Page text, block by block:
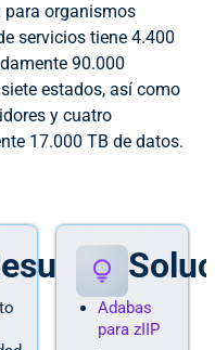
organismos
servicios tiene 4.400
90.000
estados, así como
y cuatro
17.000 TB de datos.
Adabas
para zIIP